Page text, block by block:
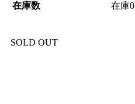
在庫数
在庫0
SOLD OUT